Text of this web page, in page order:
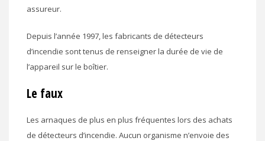
assureur.
Depuis l’année 1997, les fabricants de détecteurs
d’incendie sont tenus de renseigner la durée de vie de
l’appareil sur le boîtier.
Le faux
Les arnaques de plus en plus fréquentes lors des achats
de détecteurs d’incendie. Aucun organisme n’envoie des